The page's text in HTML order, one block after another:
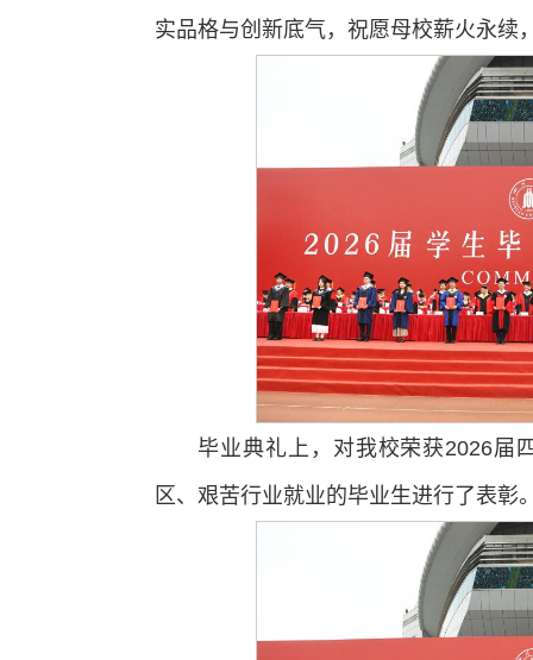
实品格与创新底气，祝愿母校薪火永续
毕业典礼上，对我校荣获2026届
区、艰苦行业就业的毕业生进行了表彰